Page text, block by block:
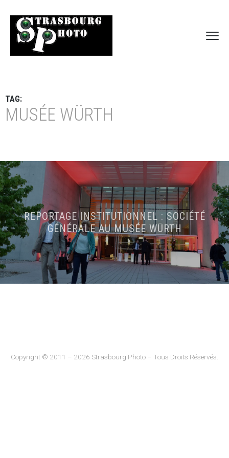
TAG:
MUSÉE WÜRTH
REPORTAGE INSTITUTIONNEL : SOCIÉTÉ
GÉNÉRALE AU MUSÉE WÜRTH
Copyright © 2011 – 2026 Strasbourg Photo – Tous Droits Réservés.